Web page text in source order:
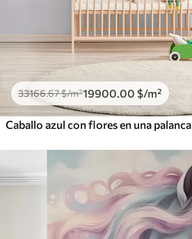
33166.67$/m²19900 .00 $/m²
Caballo azul con flores en una palanca